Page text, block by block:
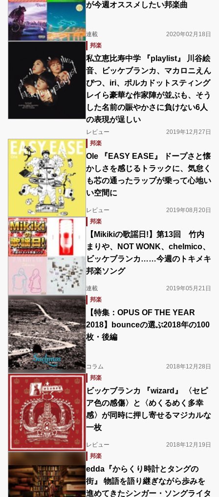
が今週オススメしたい邦楽曲
連載
2020年02月18日
邦楽
私立恵比寿中学 『playlist』 川谷絵
音、ビッケブランカ、マカロニえん
ぴつ、iri、ポルカドットスティング
レイら豪華な作家陣が並ぶも、そう
した名前の賑やかさに負けない6人
の表現が逞しい
レビュー
2019年12月27日
邦楽
Ole 『EASY EASE』 ドープさと懐
かしさを感じるトラックに、気怠く
も芯の通ったラップが乗って心地い
い空間に
レビュー
2019年08月20日
邦楽
【Mikikiの歌謡日!】第13回 竹内
まりや、NOT WONK、chelmico、
ビッケブランカ……今週のトキメキ
邦楽ソング
連載
2019年05月21日
邦楽
【特集：OPUS OF THE YEAR
2018】bounceの選ぶ2018年の100
枚・後編
コラム
2018年12月28日
邦楽
ビッケブランカ 『wizard』 〈セピ
ア色の感傷〉と〈めくるめく多幸
感〉が同時に押し寄せるマジカルな
一枚
レビュー
2018年12月19日
邦楽
edda『からくり時計とタングの
街』 物語を語り継ぎながら歩みを
進めてきたシンガー・ソングライタ